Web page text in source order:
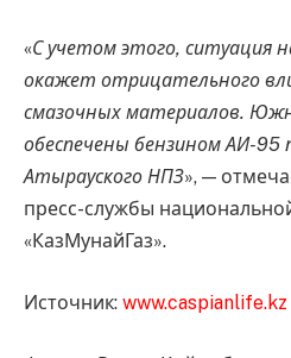
«С учетом этого, ситуация
окажет отрицательного
смазочных материалов.
обеспечены бензином АИ-95
Атырауского НПЗ», —
пресс-службы
«КазМунайГаз».
Источник: www.caspianlife.kz